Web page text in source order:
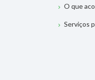
O que
Serviços